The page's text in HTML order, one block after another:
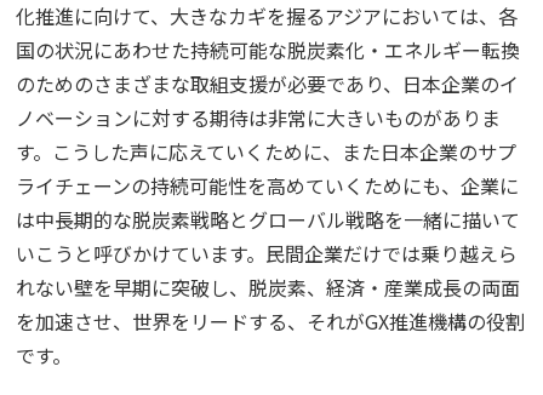
化推進に向けて、大きなカギを握るアジアにおいては、各
国の状況にあわせた持続可能な脱炭素化・エネルギー転換
のためのさまざまな取組支援が必要であり、日本企業のイ
ノベーションに対する期待は非常に大きいものがありま
す。こうした声に応えていくために、また日本企業のサプ
ライチェーンの持続可能性を高めていくためにも、企業に
は中長期的な脱炭素戦略とグローバル戦略を一緒に描いて
いこうと呼びかけています。民間企業だけでは乗り越えら
れない壁を早期に突破し、脱炭素、経済・産業成長の両面
を加速させ、世界をリードする、それがGX推進機構の役割
です。